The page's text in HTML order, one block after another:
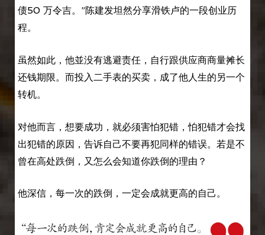
债50 万令吉。”陈建发坦然分享滑铁卢的一段创业历
程。
虽然如此，他並没有逃避责任，自行跟供应商商量摊长
还钱期限。而投入二手表的买卖，成了他人生的另一个
转机。
对他而言，想要成功，就必须害怕犯错，怕犯错才会找
出犯错的原因，告诉自己不要再犯同样的错误。若是不
曾在高处跌倒，又怎么会知道你跌倒的理由？
他深信，每一次的跌倒，一定会成就更高的自己。